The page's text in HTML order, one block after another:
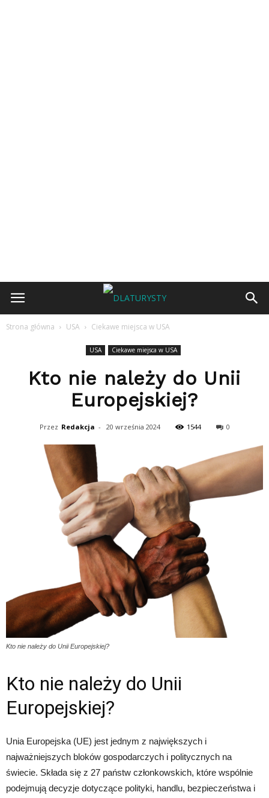
Strona główna USA Ciekawe miejsca w USA
USA Ciekawe miejsca w USA
Kto nie należy do Unii
Europejskiej?
Przez Redakcja - 20 września 2024 1544 0
Kto nie należy do Unii Europejskiej?
Kto nie należy do Unii
Europejskiej?
Unia Europejska (UE) jest jednym z największych i
najważniejszych bloków gospodarczych i politycznych na
świecie. Składa się z 27 państw członkowskich, które wspólnie
podejmują decyzje dotyczące polityki, handlu, bezpieczeństwa i